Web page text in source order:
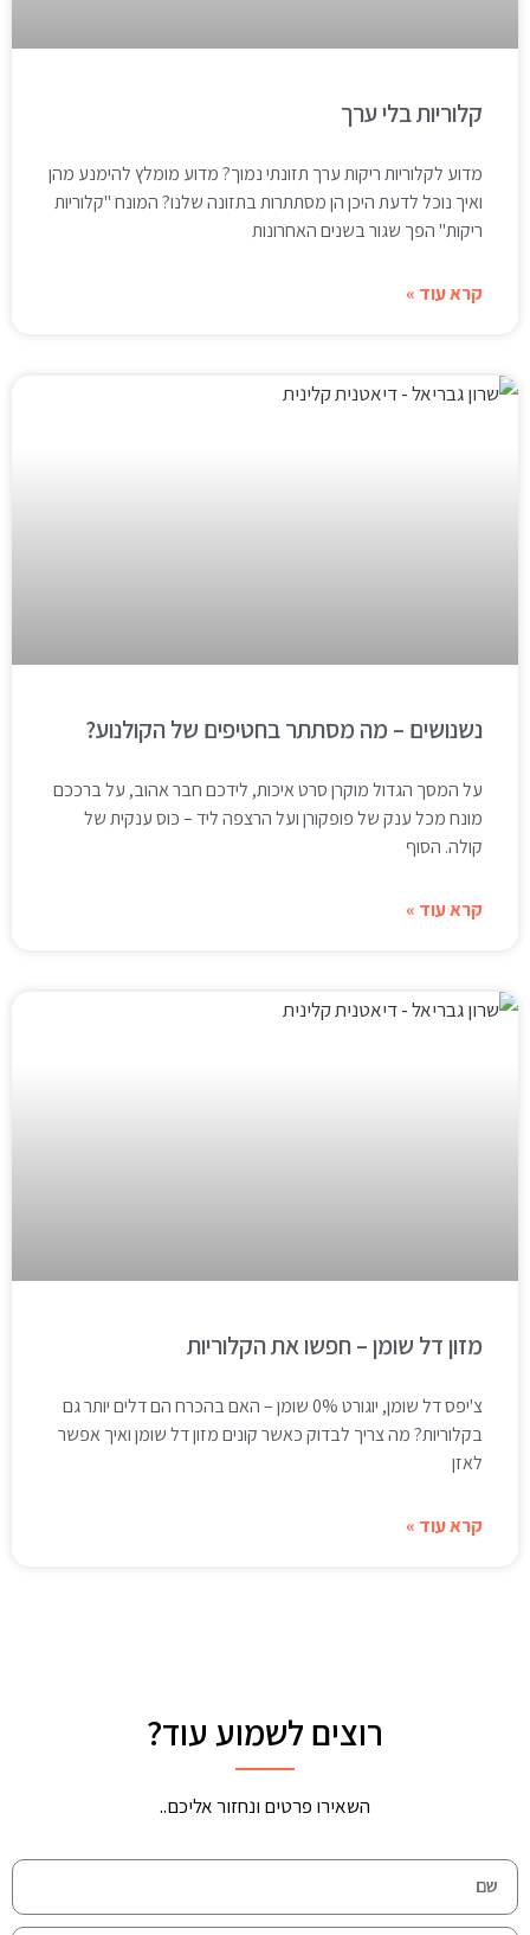
קלוריות בלי ערך
מדוע לקלוריות ריקות ערך תזונתי נמוך? מדוע מומלץ להימנע מהן
ואיך נוכל לדעת היכן הן מסתתרות בתזונה שלנו? המונח "קלוריות
ריקות" הפך שגור בשנים האחרונות
קרא עוד »
נשנושים – מה מסתתר בחטיפים של הקולנוע?
על המסך הגדול מוקרן סרט איכות, לידכם חבר אהוב, על ברככם
מונח מכל ענק של פופקורן ועל הרצפה ליד – כוס ענקית של
קולה. הסוף
קרא עוד »
מזון דל שומן – חפשו את הקלוריות
צ'יפס דל שומן, יוגורט 0% שומן – האם בהכרח הם דלים יותר גם
בקלוריות? מה צריך לבדוק כאשר קונים מזון דל שומן ואיך אפשר
לאזן
קרא עוד »
רוצים לשמוע עוד?
השאירו פרטים ונחזור אליכם..